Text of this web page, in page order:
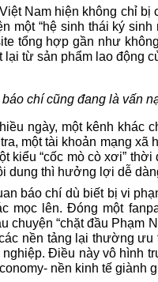
Nam hiện không chỉ bị
một “hệ sinh thái ký
tổng hợp gần như
lại từ sản phẩm lao động
chí cũng đang là vấn
ngày, một kênh khác
một tài khoản mạng
kiểu “cốc mò cò xơi”
dung thì hưởng lợi dễ
báo chí dù biết bị vi
mọc lên. Đóng một
chuyện “chặt đầu Phạm
nền tảng lại thường
Điều này vô hình
nền kinh tế giành